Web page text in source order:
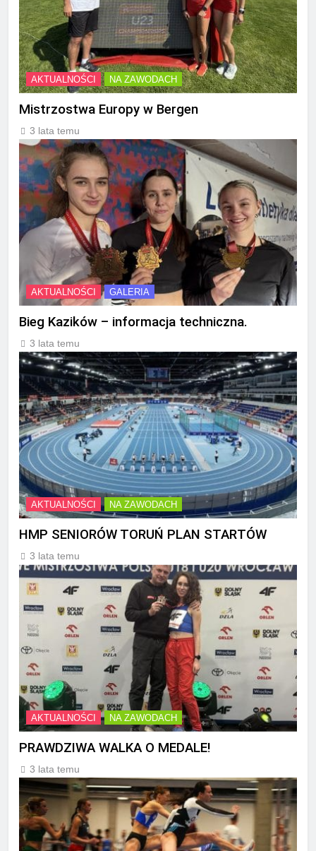
AKTUALNOŚCI NA ZAWODACH
Mistrzostwa Europy w Bergen
3 lata temu
AKTUALNOŚCI GALERIA
Bieg Kazików – informacja techniczna.
3 lata temu
AKTUALNOŚCI NA ZAWODACH
HMP SENIORÓW TORUŃ PLAN STARTÓW
3 lata temu
AKTUALNOŚCI NA ZAWODACH
PRAWDZIWA WALKA O MEDALE!
3 lata temu